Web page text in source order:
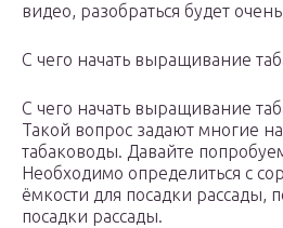
видео, разобраться будет
С чего начать выращивание
С чего начать выращивание
Такой вопрос задают многие
табаководы. Давайте
Необходимо определиться с
ёмкости для посадки рассады,
посадки рассады.